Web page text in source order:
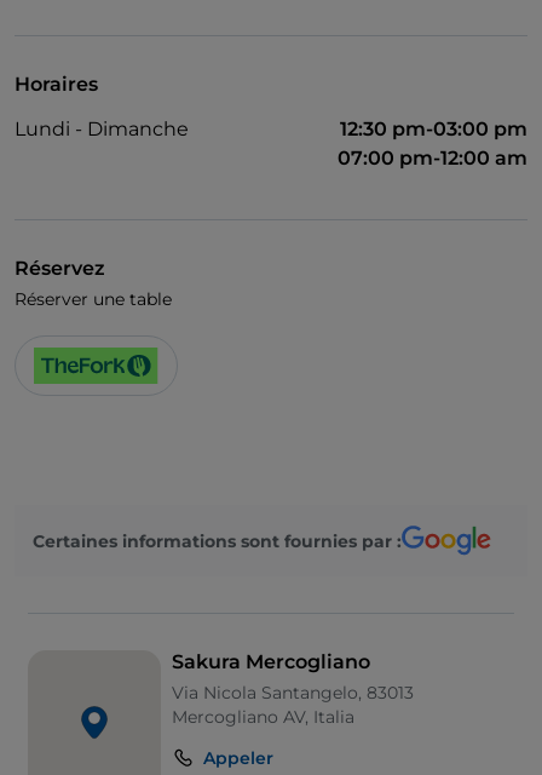
Horaires
Lundi - Dimanche
12:30 pm-03:00 pm
07:00 pm-12:00 am
Réservez
Réserver une table
Certaines informations sont fournies par :
Sakura Mercogliano
Via Nicola Santangelo, 83013
Mercogliano AV, Italia
Appeler